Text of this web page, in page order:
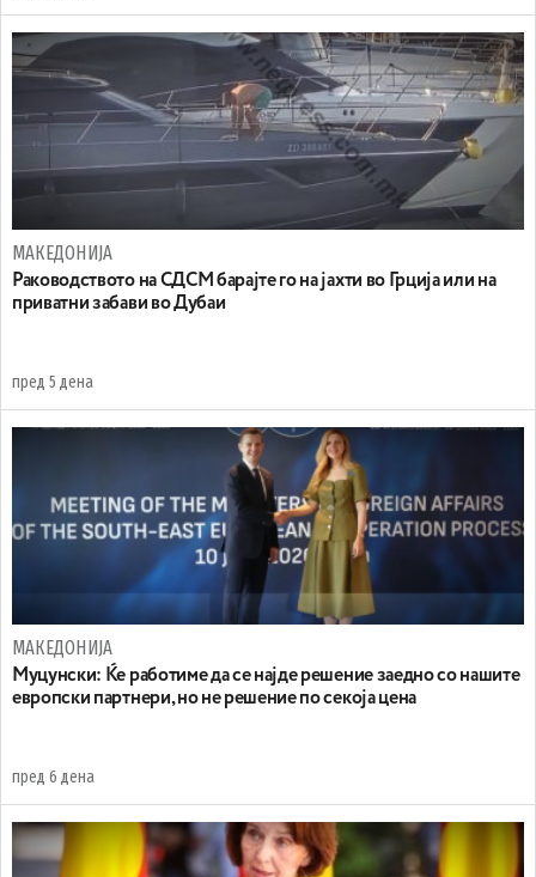
МАКЕДОНИЈА
Раководството на СДСМ барајте го на јахти во Грција или на
приватни забави во Дубаи
пред 5 дена
МАКЕДОНИЈА
Муцунски: Ќе работиме да се најде решение заедно со нашите
европски партнери, но не решение по секоја цена
пред 6 дена